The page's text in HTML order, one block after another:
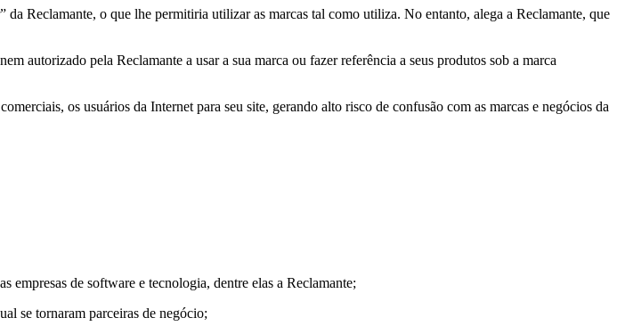
Reclamante, o que lhe permitiria utilizar as marcas tal como utiliza. No entanto, alega a Reclamante, que
autorizado pela Reclamante a usar a sua marca ou fazer referência a seus produtos sob a marca
os usuários da Internet para seu site, gerando alto risco de confusão com as marcas e negócios da
empresas de software e tecnologia, dentre elas a Reclamante;
se tornaram parceiras de negócio;